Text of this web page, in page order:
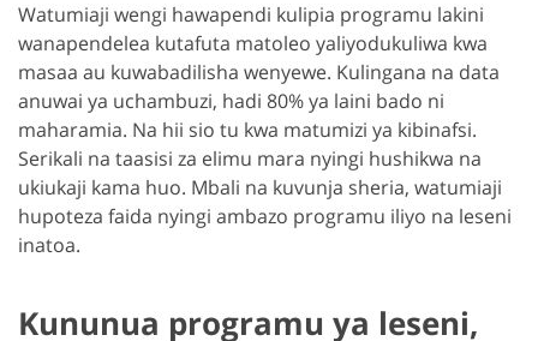
Watumiaji wengi hawapendi kulipia programu lakini
wanapendelea kutafuta matoleo yaliyodukuliwa kwa
masaa au kuwabadilisha wenyewe. Kulingana na data
anuwai ya uchambuzi, hadi 80% ya laini bado ni
maharamia. Na hii sio tu kwa matumizi ya kibinafsi.
Serikali na taasisi za elimu mara nyingi hushikwa na
ukiukaji kama huo. Mbali na kuvunja sheria, watumiaji
hupoteza faida nyingi ambazo programu iliyo na leseni
inatoa.
Kununua programu ya leseni,